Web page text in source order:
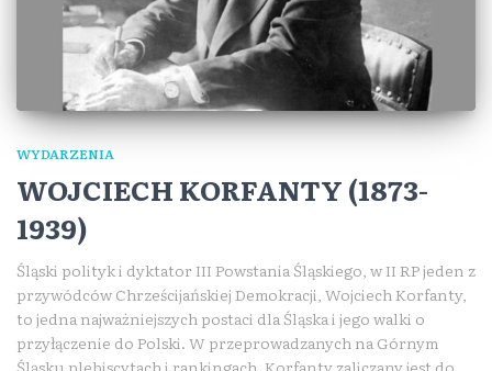
WYDARZENIA
WOJCIECH KORFANTY (1873-
1939)
Śląski polityk i dyktator III Powstania Śląskiego, w II RP jeden z
przywódców Chrześcijańskiej Demokracji, Wojciech Korfanty,
to jedna najważniejszych postaci dla Śląska i jego walki o
przyłączenie do Polski. W przeprowadzanych na Górnym